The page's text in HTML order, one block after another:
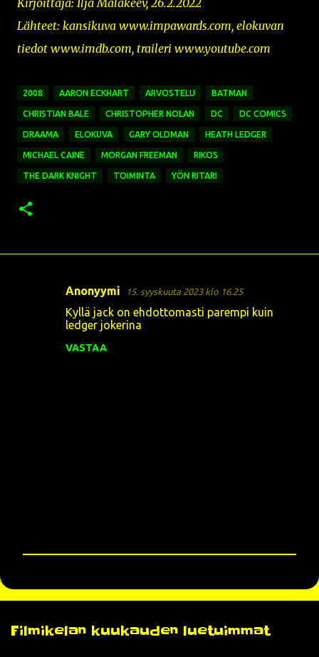
Kirjoittaja: Ilja Malakeev, 26.2.2022
Lähteet: kansikuva www.impawards.com, elokuvan
tiedot www.imdb.com, traileri www.youtube.com
2008 AARON ECKHART ARVOSTELU BATMAN
CHRISTIAN BALE CHRISTOPHER NOLAN DC DC COMICS
DRAAMA ELOKUVA GARY OLDMAN HEATH LEDGER
MICHAEL CAINE MORGAN FREEMAN RIKOS
THE DARK KNIGHT TOIMINTA YÖN RITARI
Anonyymi 15. syyskuuta 2023 klo 16.25
Kyllä jack on ehdottomasti parempi kuin
ledger jokerina
VASTAA
ä
h
t
Filmikelan kuukauden luetuimmat